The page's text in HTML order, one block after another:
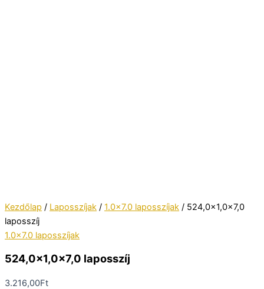
Kezdőlap / Laposszíjak / 1.0x7.0 laposszíjak / 524,0×1,0x7,0
laposszíj
1.0x7.0 laposszíjak
524,0×1,0x7,0 laposszíj
3.216,00Ft